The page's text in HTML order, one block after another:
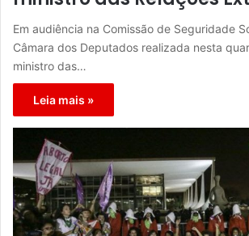
Em audiência na Comissão de Seguridade
Câmara dos Deputados realizada nesta
ministro das…
Leia mais »